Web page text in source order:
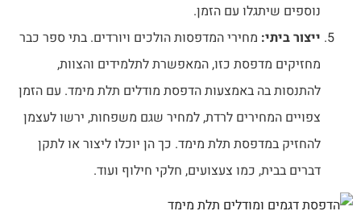
נוספים שיתגלו עם הזמן.
ייצור ביתי: מחירי המדפסות הולכים ויורדים. בתי ספר כבר
מחזיקים מדפסת כזו, המאפשרת לתלמידים והצוות,
להתנסות בה באמצעות הדפסת מודלים תלת מימד. עם הזמן
צפויים המחירים לרדת, למחיר שגם משפחות, ירשו לעצמן
להחזיק במדפסת תלת מימד. כך הן יוכלו ליצור או לתקן
דברים בבית, כמו צעצועים, חלקי חילוף ועוד.